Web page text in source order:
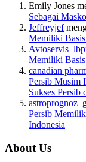
Emily Jones
Sebagai
Jeffreyjef
Memiliki Basis
Memiliki Basis
canadian
Persib Musim
Sukses
Persib
Indonesia
About Us